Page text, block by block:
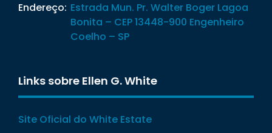
Endereço: Estrada Mun. Pr. Walter Boger Lagoa
Bonita – CEP 13448-900 Engenheiro
Coelho – SP
Links sobre Ellen G. White
Site Oficial do White Estate